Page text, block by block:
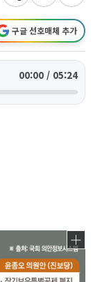
구글 선호매체 추가
00:00 / 05:24